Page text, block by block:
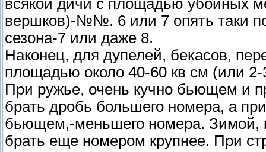
вершков)-№№. 6 или 7 опять таки
сезона-7 или даже 8.
Наконец, для дупелей, бекасов,
площадью около 40-60 кв см (или
При ружье, очень кучно бьющем и
брать дробь большего номера, а
бьющем,-меньшего номера. Зимой,
брать еще номером крупнее. При